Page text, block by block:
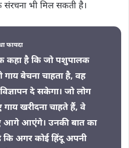
संरचना भी मिल सकती है।
फायदा
कहा है कि जो पशुपालक
गाय बेचना चाहता है, वह
दे सकेगा। जो लोग
खरीदना चाहते हैं, वे
आगे आएंगे। उनकी बात का
अगर कोई हिंदू अपनी